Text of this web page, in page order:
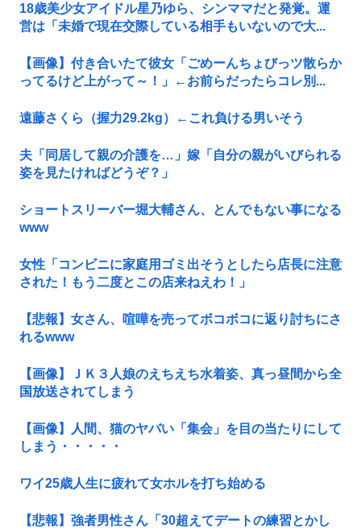
18歳美少女アイドル星乃ゆら、シンママだと発覚。運
営は「未婚で現在交際している相手もいないので大...
【画像】付き合いたて彼女「ごめーんちょびっツ散らか
ってるけど上がって～！」←お前らだったらコレ別...
遠藤さくら（握力29.2kg）←これ負ける男いそう
夫「同居して親の介護を…」嫁「自分の親がいびられる
姿を見たければどうぞ？」
ショートスリーバー堀大輔さん、とんでもない事になる
www
女性「コンビニに家庭用ゴミ出そうとしたら店長に注意
された！もう二度とこの店来ねえわ！」
【悲報】女さん、喧嘩を売ってボコボコに返り討ちにさ
れるwww
【画像】ＪＫ３人娘のえちえち水着姿、真っ昼間から全
国放送されてしまう
【画像】人間、猫のヤバい「集会」を目の当たりにして
しまう・・・・・
ワイ25歳人生に疲れて女ホルを打ち始める
【悲報】強者男性さん「30超えてデートの練習とかし